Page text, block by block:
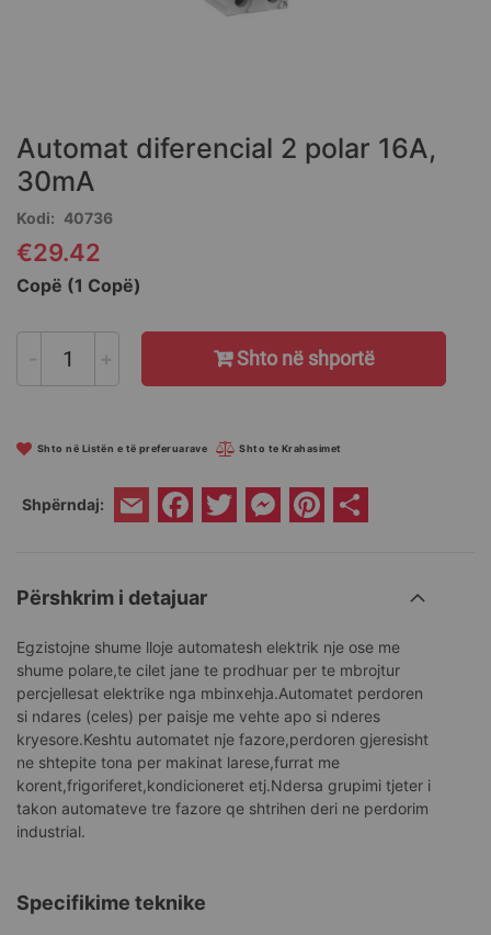
beginning
of
the
images
gallery
Automat diferencial 2 polar 16A,
30mA
Kodi 40736
€29.42
Copë (1 Copë)
- + Shto në shportë
Shto në Listën e të preferuarave Shto te Krahasimet
Shpërndaj: Email Facebook
Twitter Messenger
Pinterest
Përshkrim i detajuar
Egzistojne shume lloje automatesh elektrik nje ose me
shume polare,te cilet jane te prodhuar per te mbrojtur
percjellesat elektrike nga mbinxehja.Automatet perdoren
si ndares (celes) per paisje me vehte apo si nderes
kryesore.Keshtu automatet nje fazore,perdoren gjeresisht
ne shtepite tona per makinat larese,furrat me
korent,frigoriferet,kondicioneret etj.Ndersa grupimi tjeter i
takon automateve tre fazore qe shtrihen deri ne perdorim
industrial.
Specifikime teknike